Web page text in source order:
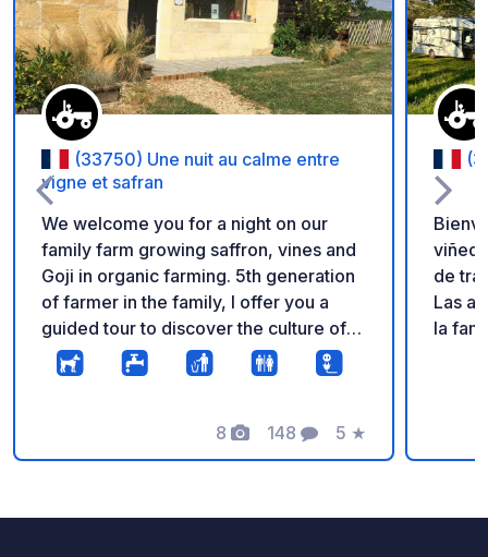
(33750) Une nuit au calme entre
vigne et safran
We welcome you for a night on our
family farm growing saffron, vines and
Goji in organic farming. 5th generation
of farmer in the family, I offer you a
guided tour to discover the culture of
saffron, goji berries and vines followed
by a free tasting. Farm shop on site.
rain parking is difficult.
8
Fotos
148
Comentarios
5
Calificación
★
de
Las
la